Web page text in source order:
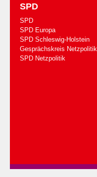
SPD
SPD
SPD Europa
SPD Schleswig-Holstein
Gesprächskreis Netzpolitik
SPD Netzpolitik